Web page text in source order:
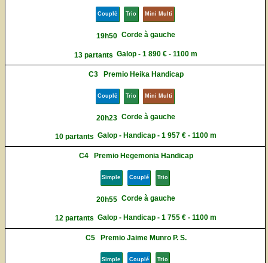
Couplé Trio Mini Multi
19h50 Corde à gauche
13 partants Galop - 1 890 € - 1100 m
C3 Premio Heika Handicap
Couplé Trio Mini Multi
20h23 Corde à gauche
10 partants Galop - Handicap - 1 957 € - 1100 m
C4 Premio Hegemonia Handicap
Simple Couplé Trio
20h55 Corde à gauche
12 partants Galop - Handicap - 1 755 € - 1100 m
C5 Premio Jaime Munro P. S.
Simple Couplé Trio